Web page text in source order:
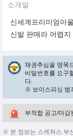
소개말
신세계프리미엄아
신발 판매라 어렵
채권추심을 명목
비밀번호를 요구
다.
※ 보이스피싱 범
부적합 공고/마감
※ 본 정보는 스케쳐스 부